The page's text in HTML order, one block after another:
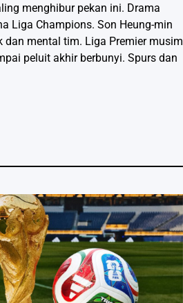
menghibur pekan ini. Drama
Liga Champions. Son Heung-min
mental tim. Liga Premier musim
peluit akhir berbunyi. Spurs dan